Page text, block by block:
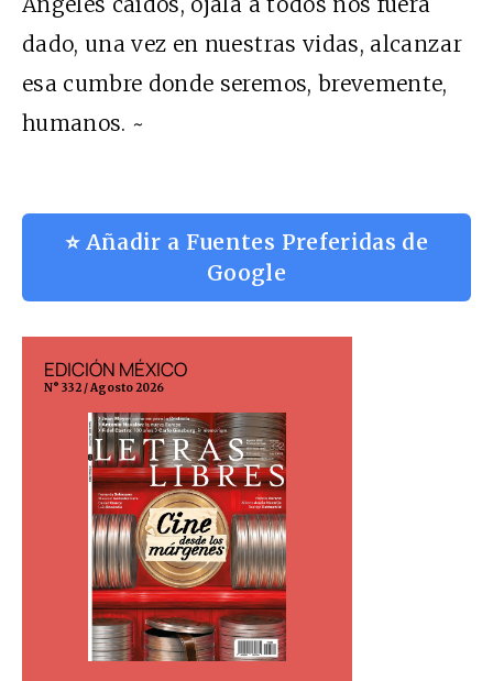
dado, una vez en nuestras vidas, alcanzar
esa cumbre donde seremos, brevemente,
humanos. ~
⭐ Añadir a Fuentes Preferidas de
Google
EDICIÓN MÉXICO
N° 332 / Agosto 2026